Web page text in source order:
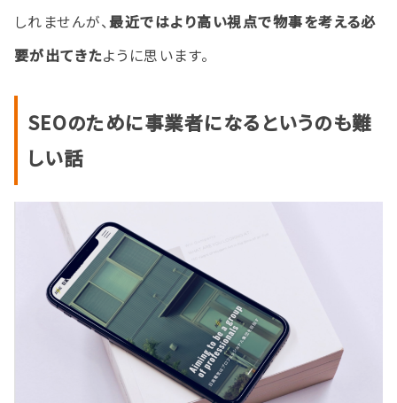
しれませんが、最近ではより高い視点で物事を考える必
要が出てきたように思います。
SEOのために事業者になるというのも難
しい話